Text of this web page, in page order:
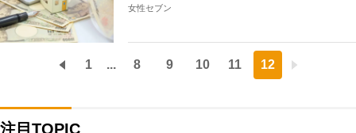
女性セブン
1 ... 8 9 10 11 12
注目TOPIC